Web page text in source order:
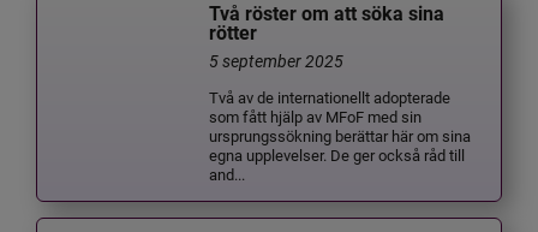
Två röster om att söka sina
rötter
5 september 2025
Två av de internationellt adopterade
som fått hjälp av MFoF med sin
ursprungssökning berättar här om sina
egna upplevelser. De ger också råd till
and...